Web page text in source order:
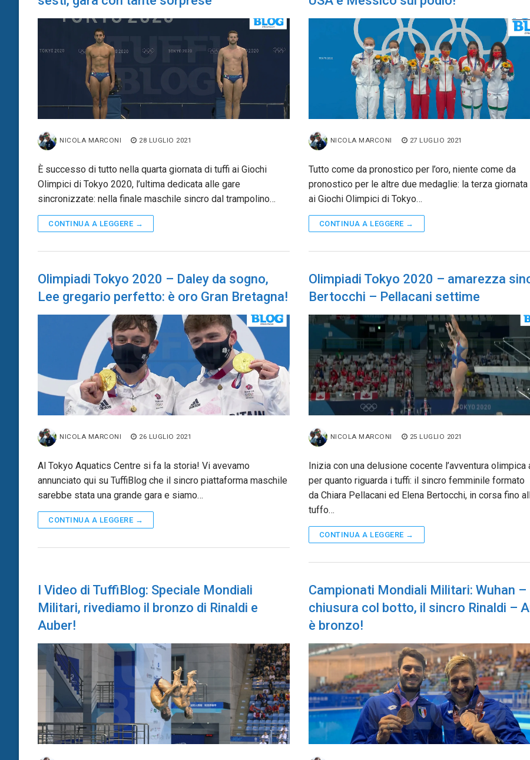
NICOLA MARCONI 28 LUGLIO 2021
È successo di tutto nella quarta giornata di tuffi ai Giochi
Olimpici di Tokyo 2020, l’ultima dedicata alle gare
sincronizzate: nella finale maschile sincro dal trampolino…
CONTINUA A LEGGERE →
NICOLA MARCONI 27 LUGLIO 2021
Tutto come da pronostico per l’oro, niente come da
pronostico per le altre due medaglie: la terza
ai Giochi Olimpici di Tokyo…
CONTINUA A LEGGERE →
Olimpiadi Tokyo 2020 – Daley da sogno,
Lee gregario perfetto: è oro Gran Bretagna!
NICOLA MARCONI 26 LUGLIO 2021
Al Tokyo Aquatics Centre si fa la storia! Vi avevamo
annunciato qui su TuffiBlog che il sincro piattaforma maschile
sarebbe stata una grande gara e siamo…
CONTINUA A LEGGERE →
Olimpiadi Tokyo 2020 – amarezza
Bertocchi – Pellacani settime
NICOLA MARCONI 25 LUGLIO 2021
Inizia con una delusione cocente l’avventura olimpica
per quanto riguarda i tuffi: il sincro femminile formato
da Chiara Pellacani ed Elena Bertocchi, in corsa fino
tuffo…
CONTINUA A LEGGERE →
I Video di TuffiBlog: Speciale Mondiali
Militari, rivediamo il bronzo di Rinaldi e
Auber!
Campionati Mondiali Militari: Wuhan –
chiusura col botto, il sincro Rinaldi –
è bronzo!